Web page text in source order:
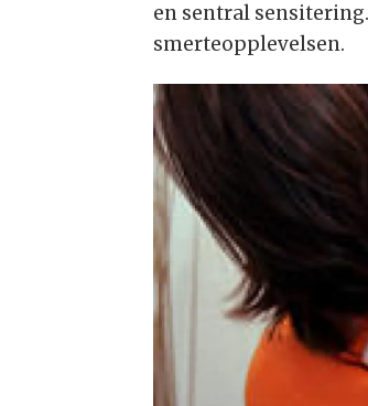
en sentral
smerteopplevelsen.